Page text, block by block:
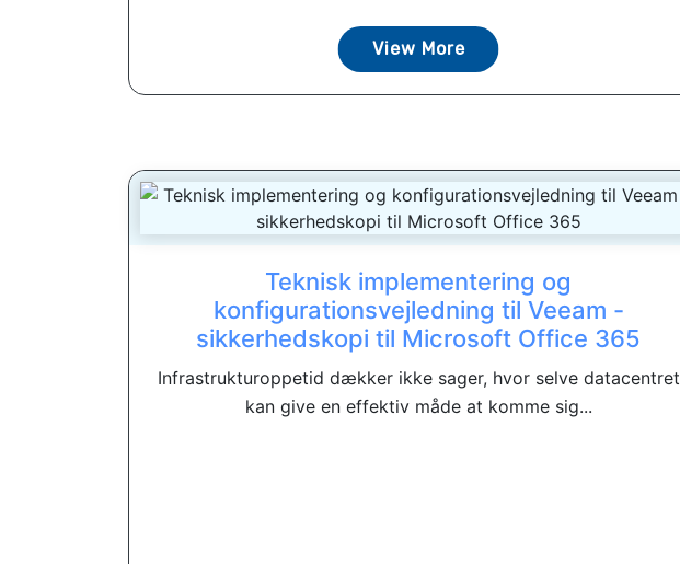
View More
Teknisk implementering og
konfigurationsvejledning til Veeam -
sikkerhedskopi til Microsoft Office 365
Infrastrukturoppetid dækker ikke sager, hvor selve datacentret
kan give en effektiv måde at komme sig...